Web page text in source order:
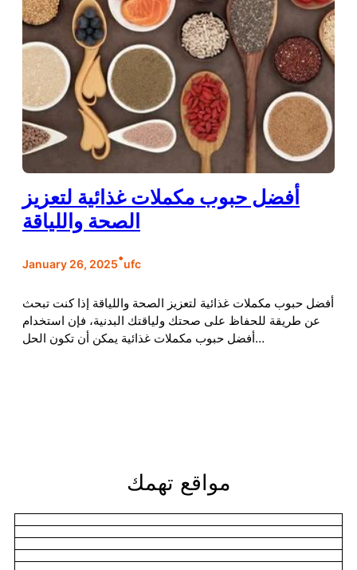
أفضل حبوب مكملات غذائية لتعزيز
الصحة واللياقة
January 26, 2025•ufc
أفضل حبوب مكملات غذائية لتعزيز الصحة واللياقة إذا كنت تبحث
عن طريقة للحفاظ على صحتك ولياقتك البدنية، فإن استخدام
أفضل حبوب مكملات غذائية يمكن أن تكون الحل…
مواقع تهمك